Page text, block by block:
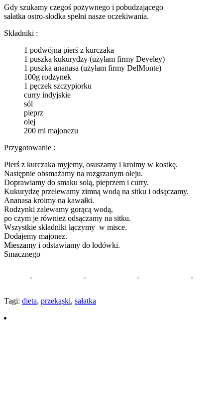
Gdy szukamy czegoś pożywnego i pobudzającego
sałatka ostro-słodka spełni nasze oczekiwania.
Składniki :
1 podwójna pierś z kurczaka
1 puszka kukurydzy (użyłam firmy Develey)
1 puszka ananasa (użyłam firmy DelMonte)
100g rodzynek
1 pęczek szczypiorku
curry indyjskie
sól
pieprz
olej
200 ml majonezu
Przygotowanie :
Pierś z kurczaka myjemy, osuszamy i kroimy w kostkę.
Następnie obsmażamy na rozgrzanym oleju.
Doprawiamy do smaku solą, pieprzem i curry.
Kukurydzę przelewamy zimną wodą na sitku i odsączamy.
Ananasa kroimy na kawałki.
Rodzynki zalewamy gorącą wodą,
po czym je również odsączamy na sitku.
Wszystkie składniki łączymy w misce.
Dodajemy majonez.
Mieszamy i odstawiamy do lodówki.
Smacznego
Tagi: dieta, przekąski, sałatka